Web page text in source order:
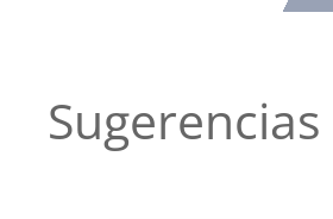
Sugerencias